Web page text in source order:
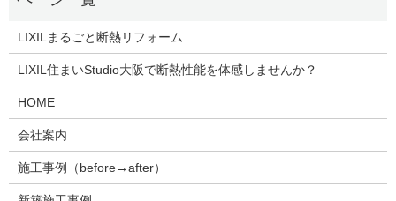
LIXILまるごと断熱リフォーム
LIXIL住まいStudio大阪で断熱性能を体感しませんか？
HOME
会社案内
施工事例（before→after）